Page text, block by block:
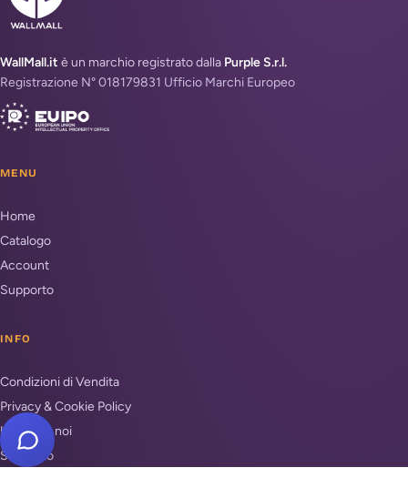
WallMall.it è un marchio registrato dalla Purple S.r.l.
Registrazione N° 018179831 Ufficio Marchi Europeo
MENU
Home
Catalogo
Account
Supporto
INFO
Condizioni di Vendita
Privacy & Cookie Policy
Unisciti a noi
Supporto